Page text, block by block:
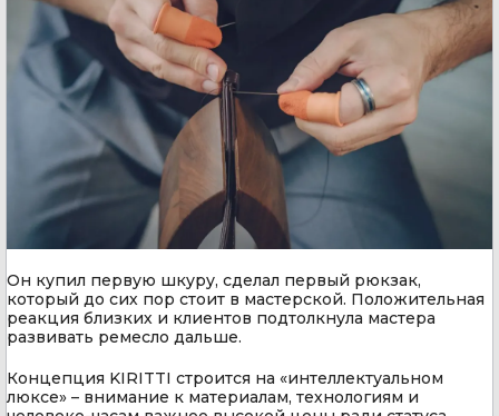
Он купил первую шкуру, сделал первый рюкзак,
который до сих пор стоит в мастерской. Положительная
реакция близких и клиентов подтолкнула мастера
развивать ремесло дальше.
Концепция KIRITTI строится на «интеллектуальном
люксе» – внимание к материалам, технологиям и